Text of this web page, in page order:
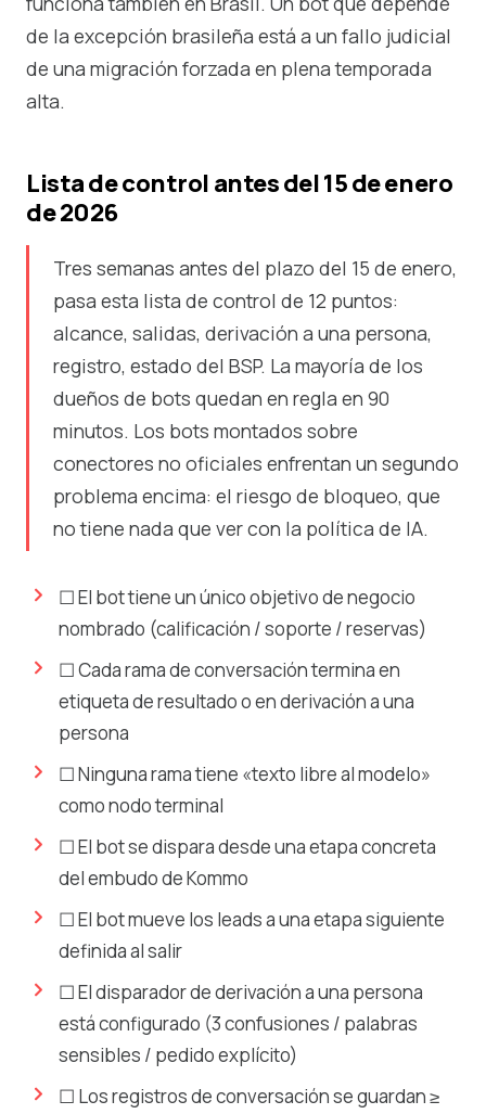
de la excepción brasileña está a un fallo judicial
de una migración forzada en plena temporada
alta.
Lista de control antes del 15 de enero
de 2026
Tres semanas antes del plazo del 15 de enero,
pasa esta lista de control de 12 puntos:
alcance, salidas, derivación a una persona,
registro, estado del BSP. La mayoría de los
dueños de bots quedan en regla en 90
minutos. Los bots montados sobre
conectores no oficiales enfrentan un segundo
problema encima: el riesgo de bloqueo, que
no tiene nada que ver con la política de IA.
☐ El bot tiene un único objetivo de negocio
nombrado (calificación / soporte / reservas)
☐ Cada rama de conversación termina en
etiqueta de resultado o en derivación a una
persona
☐ Ninguna rama tiene «texto libre al modelo»
como nodo terminal
☐ El bot se dispara desde una etapa concreta
del embudo de Kommo
☐ El bot mueve los leads a una etapa siguiente
definida al salir
☐ El disparador de derivación a una persona
está configurado (3 confusiones / palabras
sensibles / pedido explícito)
☐ Los registros de conversación se guardan ≥